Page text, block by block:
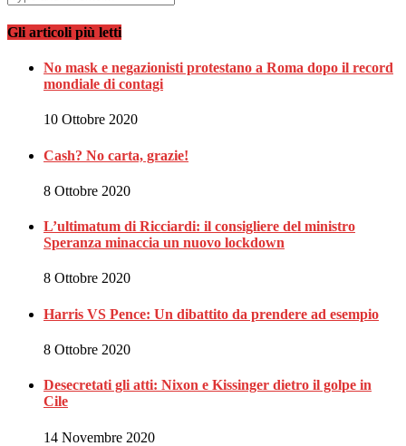
Gli articoli più letti
No mask e negazionisti protestano a Roma dopo il record
mondiale di contagi
10 Ottobre 2020
Cash? No carta, grazie!
8 Ottobre 2020
L’ultimatum di Ricciardi: il consigliere del ministro
Speranza minaccia un nuovo lockdown
8 Ottobre 2020
Harris VS Pence: Un dibattito da prendere ad esempio
8 Ottobre 2020
Desecretati gli atti: Nixon e Kissinger dietro il golpe in
Cile
14 Novembre 2020